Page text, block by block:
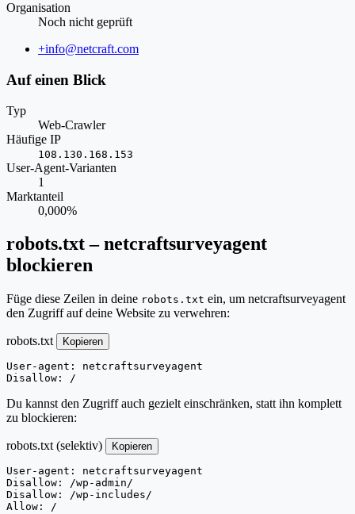
Organisation
Noch nicht geprüft
Website
+info@netcraft.com
Auf einen Blick
Typ
Web-Crawler
Häufige IP
108.130.168.153
User-Agent-Varianten
1
Marktanteil
0,000%
robots.txt – netcraftsurveyagent
blockieren
Füge diese Zeilen in deine robots.txt ein, um netcraftsurveyagent
den Zugriff auf deine Website zu verwehren:
robots.txt Kopieren
User-agent: netcraftsurveyagent
Disallow: /
Du kannst den Zugriff auch gezielt einschränken, statt ihn komplett
zu blockieren:
robots.txt (selektiv) Kopieren
User-agent: netcraftsurveyagent
Disallow: /wp-admin/
Disallow: /wp-includes/
Allow: /